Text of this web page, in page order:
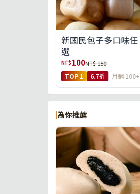
新國民包子多口味任
選
NT$ 100NT$ 150
TOP 1 6.7折 月銷 100+
為你推薦